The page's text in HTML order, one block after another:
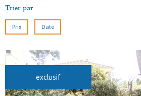
Trier par
Prix Date
exclusif